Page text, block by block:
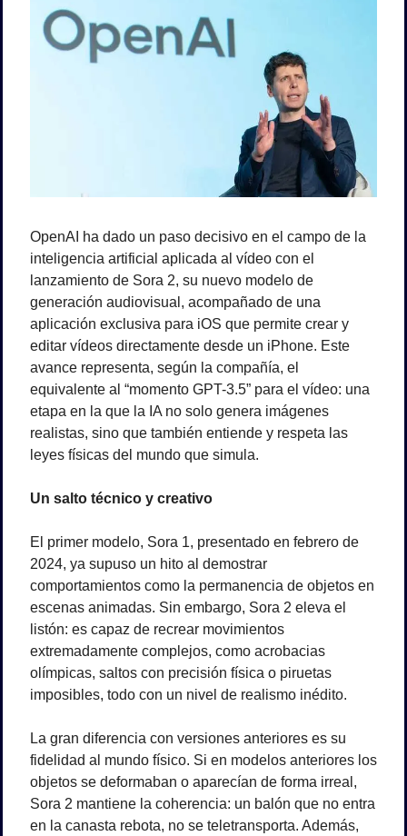
OpenAI ha dado un paso decisivo en el campo de la
inteligencia artificial aplicada al vídeo con el
lanzamiento de Sora 2, su nuevo modelo de
generación audiovisual, acompañado de una
aplicación exclusiva para iOS que permite crear y
editar vídeos directamente desde un iPhone. Este
avance representa, según la compañía, el
equivalente al “momento GPT-3.5” para el vídeo: una
etapa en la que la IA no solo genera imágenes
realistas, sino que también entiende y respeta las
leyes físicas del mundo que simula.
Un salto técnico y creativo
El primer modelo, Sora 1, presentado en febrero de
2024, ya supuso un hito al demostrar
comportamientos como la permanencia de objetos en
escenas animadas. Sin embargo, Sora 2 eleva el
listón: es capaz de recrear movimientos
extremadamente complejos, como acrobacias
olímpicas, saltos con precisión física o piruetas
imposibles, todo con un nivel de realismo inédito.
La gran diferencia con versiones anteriores es su
fidelidad al mundo físico. Si en modelos anteriores los
objetos se deformaban o aparecían de forma irreal,
Sora 2 mantiene la coherencia: un balón que no entra
en la canasta rebota, no se teletransporta. Además,